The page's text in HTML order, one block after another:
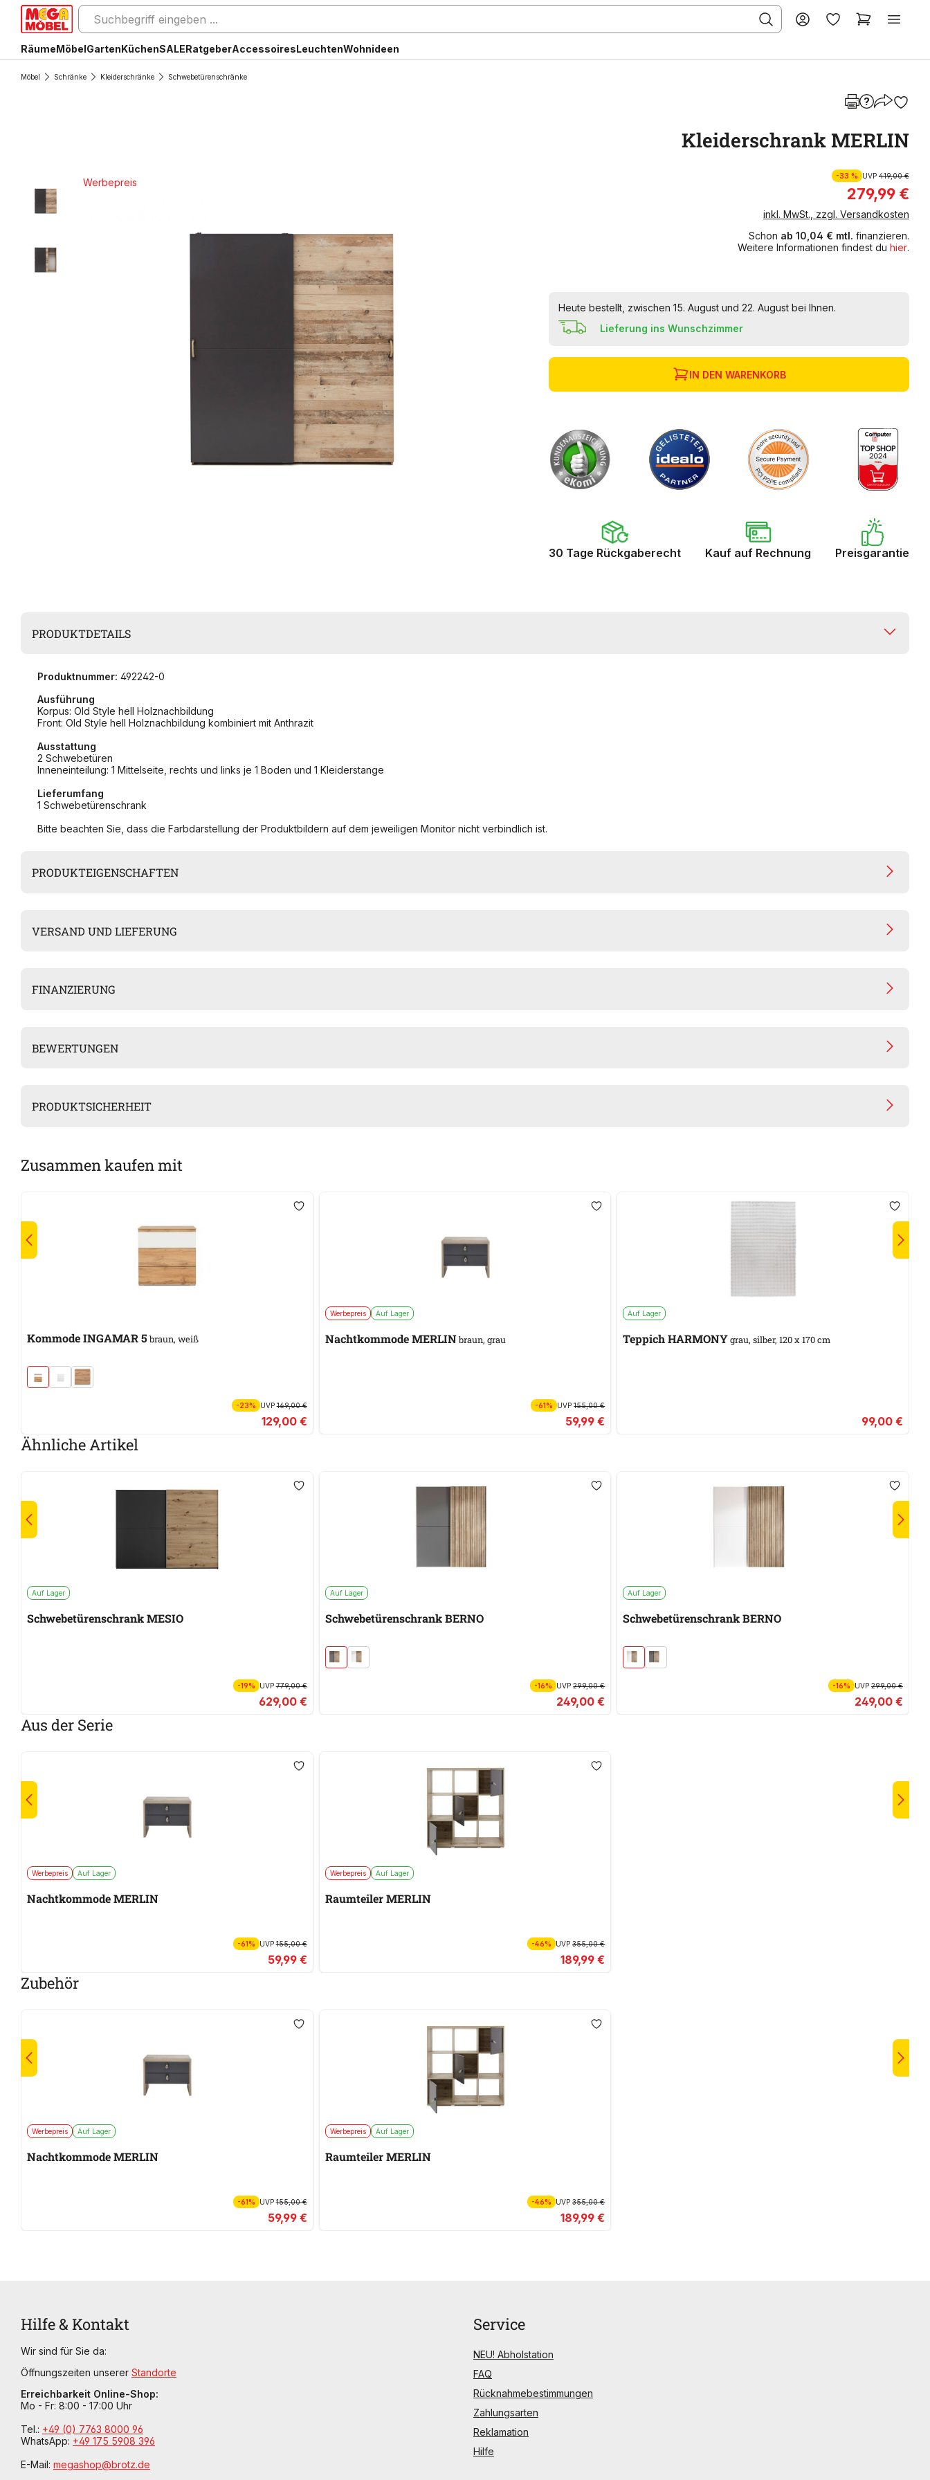
RäumeMöbelGartenKüchenSALERatgeberAccessoiresLeuchtenWohnideen
Möbel Schränke Kleiderschränke Schwebetürenschränke
Werbepreis
Kleiderschrank MERLIN
-33 % UVP 419,00 €
279,99 €
inkl. MwSt., zzgl. Versandkosten
Schon ab 10,04 € mtl. finanzieren.
Weitere Informationen findest du hier.
Heute bestellt, zwischen 15. August und 22. August bei Ihnen.
Lieferung ins Wunschzimmer
IN DEN WARENKORB
30 Tage Rückgaberecht Kauf auf Rechnung Preisgarantie
PRODUKTDETAILS
Produktnummer: 492242-0
Ausführung
Korpus: Old Style hell Holznachbildung
Front: Old Style hell Holznachbildung kombiniert mit Anthrazit
Ausstattung
2 Schwebetüren
Inneneinteilung: 1 Mittelseite, rechts und links je 1 Boden und 1 Kleiderstange
Lieferumfang
1 Schwebetürenschrank
Bitte beachten Sie, dass die Farbdarstellung der Produktbildern auf dem jeweiligen Monitor nicht verbindlich ist.
PRODUKTEIGENSCHAFTEN
VERSAND UND LIEFERUNG
FINANZIERUNG
BEWERTUNGEN
PRODUKTSICHERHEIT
Zusammen kaufen mit
Kommode INGAMAR 5 braun, weiß
-23% UVP169,00 €
129,00 €
Werbepreis Auf Lager
Nachtkommode MERLINbraun, grau
-61% UVP155,00 €
59,99 €
Auf Lager
Teppich HARMONYgrau, silber, 120 x 170 cm
99,00 €
Ähnliche Artikel
Auf Lager
Schwebetürenschrank MESIO
-19% UVP779,00 €
629,00 €
Auf Lager
Schwebetürenschrank BERNO
-16% UVP299,00 €
249,00 €
Auf Lager
Schwebetürenschrank BERNO
-16% UVP 299,00 €
249,00 €
Aus der Serie
Werbepreis Auf Lager
Nachtkommode MERLIN
-61% UVP155,00 €
59,99 €
Werbepreis Auf Lager
Raumteiler MERLIN
-46% UVP355,00 €
189,99 €
Zubehör
Werbepreis Auf Lager
Nachtkommode MERLIN
-61% UVP155,00 €
59,99 €
Werbepreis Auf Lager
Raumteiler MERLIN
-46% UVP355,00 €
189,99 €
Hilfe & Kontakt
Wir sind für Sie da:
Öffnungszeiten unserer Standorte
Erreichbarkeit Online-Shop:
Mo - Fr: 8:00 - 17:00 Uhr
Tel.: +49 (0) 7763 8000 96
WhatsApp: +49 175 5908 396
E-Mail: megashop@brotz.de
Service
NEU! Abholstation
FAQ
Rücknahmebestimmungen
Zahlungsarten
Reklamation
Hilfe